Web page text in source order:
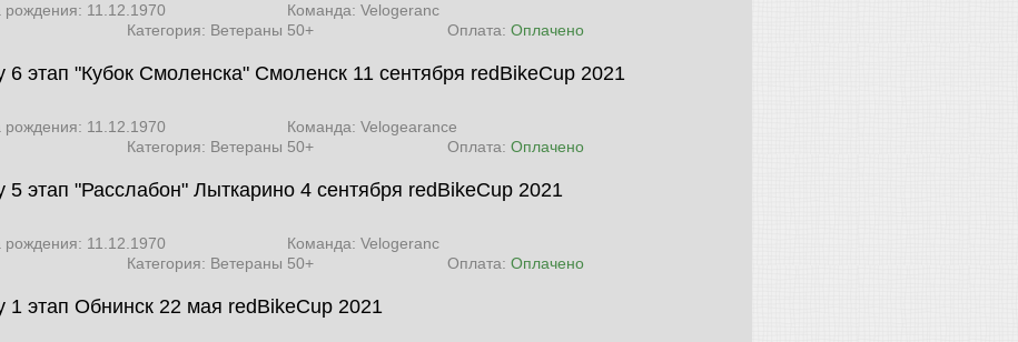
рождения: 11.12.1970
Команда: Velogeranc
Категория: Ветераны 50+ Оплата: Оплачено
6 этап "Кубок Смоленска" Смоленск 11 сентября redBikeCup 2021
рождения: 11.12.1970
Команда: Velogearance
Категория: Ветераны 50+ Оплата: Оплачено
5 этап "Расслабон" Лыткарино 4 сентября redBikeCup 2021
рождения: 11.12.1970
Команда: Velogeranc
Категория: Ветераны 50+ Оплата: Оплачено
1 этап Обнинск 22 мая redBikeCup 2021